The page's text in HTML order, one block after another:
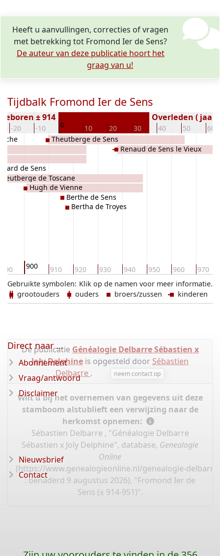
Heeft u aanvullingen, correcties of vragen
met betrekking tot Fromond Ier de Sens?
De auteur van deze publicatie hoort het
graag van u!
Tijdbalk Fromond Ier de Sens
-20 -10 0 10 20 30 40 50 60
Geboren ± 914 Overleden ( jaar)
890 900 910 920 930 940 950 960 970
de Sens
de Toscane
Hugh de Vienne
Theutberge de Sens
Berthe de Sens
Bertha de Troyes
Renaud de Sens le Vieux
Klik op de namen voor meer informatie.
Gebruikte symbolen:
grootouders
ouders broers/zussen kinderen
De publicatie Généalogie Delbarre Sébastien x
Joly Delphine is opgesteld door Sébastien
Delbarre . neem contact op
Wilt u bij het overnemen van gegevens uit deze
stamboom alstublieft een verwijzing naar de
herkomst opnemen:
Sébastien Delbarre , "Généalogie Delbarre
Sébastien x Joly Delphine", database, Genealogie
Online
(https://www.genealogieonline.nl/genealogie-
: benaderd 9 augustus 2026), "Fromond Ier de
Sens (± 914-951)".
Direct naar ...
Abonnement
Vraag/antwoord
Disclaimer
Nieuwsbrief
Contact